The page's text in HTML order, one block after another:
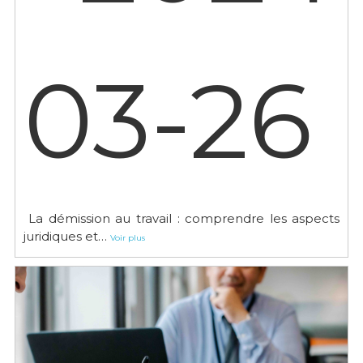
03-26
La démission au travail : comprendre les aspects
juridiques et… Voir plus